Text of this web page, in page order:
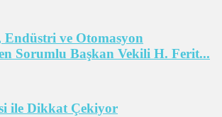
ve Otomasyon
Sorumlu Başkan Vekili H. Ferit...
ile Dikkat Çekiyor